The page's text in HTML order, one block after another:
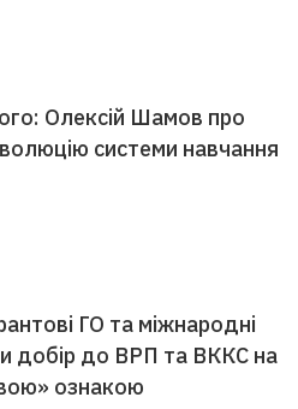
Олексій Шамов про
системи навчання
ГО та міжнародні
добір до ВРП та ВККС на
ознакою